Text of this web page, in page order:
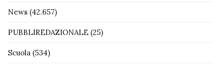
News (42.657)
PUBBLIREDAZIONALE (25)
Scuola (534)